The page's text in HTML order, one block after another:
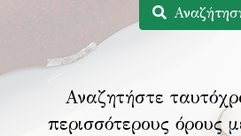
Αναζητήστε
περισσότερους όρους